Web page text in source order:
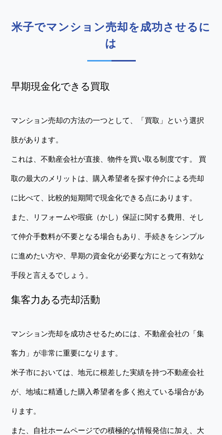
米子でマンション売却を成功させるに
は
早期現金化できる買取
マンション売却の方法の一つとして、「買取」という選択
肢があります。
これは、不動産会社が直接、物件を買い取る制度です。 買
取の最大のメリットは、購入希望者を探す仲介による売却
に比べて、比較的短期間で現金化できる点にあります。
また、リフォームや瑕疵（かし）保証に関する費用、そし
て仲介手数料が不要となる場合もあり、手続きをシンプル
に進めたい方や、早期の資金化が必要な方にとって有効な
手段と言えるでしょう。
集客力ある売却活動
マンション売却を成功させるためには、不動産会社の「集
客力」が非常に重要になります。
米子市においては、地元に根差した実績を持つ不動産会社
が、地域に精通した購入希望者を多く抱えている場合があ
ります。
また、自社ホームページでの積極的な情報発信に加え、大